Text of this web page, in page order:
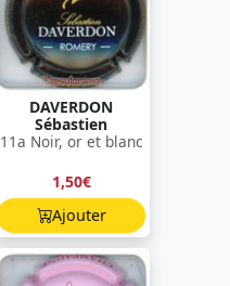
DAVERDON
Sébastien
11a Noir, or et blanc
1,50€
Ajouter